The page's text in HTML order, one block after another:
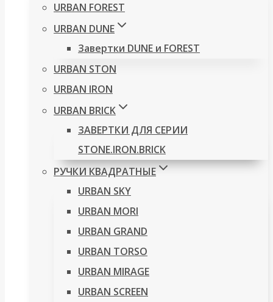
URBAN FOREST
URBAN DUNE
Завертки DUNE и FOREST
URBAN STON
URBAN IRON
URBAN BRICK
ЗАВЕРТКИ ДЛЯ СЕРИИ
STONE.IRON.BRICK
РУЧКИ КВАДРАТНЫЕ
URBAN SKY
URBAN MORI
URBAN GRAND
URBAN TORSO
URBAN MIRAGE
URBAN SCREEN